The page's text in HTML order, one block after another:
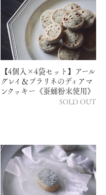
【4個入×4袋セット】アール
グレイ＆プラリネのディアマ
ンクッキー《蚕蛹粉末使用》
SOLD OUT